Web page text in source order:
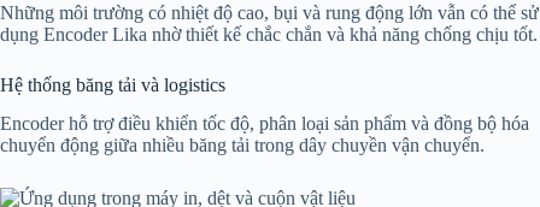
Những môi trường có nhiệt độ cao, bụi và rung động lớn vẫn có thể sử
dụng Encoder Lika nhờ thiết kế chắc chắn và khả năng chống chịu tốt.
Hệ thống băng tải và logistics
Encoder hỗ trợ điều khiển tốc độ, phân loại sản phẩm và đồng bộ hóa
chuyển động giữa nhiều băng tải trong dây chuyền vận chuyển.